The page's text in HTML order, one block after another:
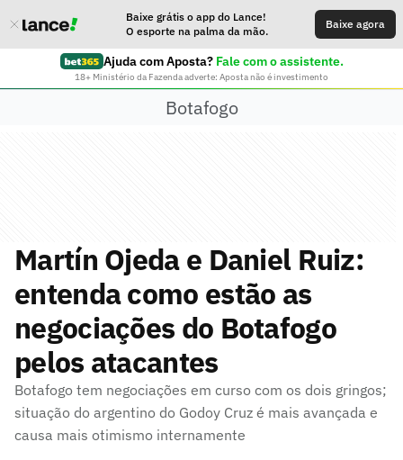
Baixe grátis o app do Lance!
O esporte na palma da mão.
Baixe agora
Ajuda com Aposta? Fale com o assistente.
18+ Ministério da Fazenda adverte: Aposta não é investimento
Botafogo
Martín Ojeda e Daniel Ruiz:
entenda como estão as
negociações do Botafogo
pelos atacantes
Botafogo tem negociações em curso com os dois gringos;
situação do argentino do Godoy Cruz é mais avançada e
causa mais otimismo internamente